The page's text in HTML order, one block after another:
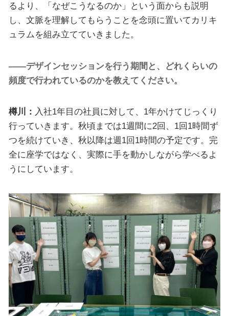
るより、「なぜこうなるのか」という面からも説明
し、文脈を理解してもらうことを念頭に置いてカリキ
ュラムを組み立てていきました。
――デザインセッションを行う期間と、どれくらいの
頻度で行われているのかを教えてください。
樽川： 入社1年目の社員に対して、1年かけてじっくり
行っていきます。秋頃までは1週間に2回、1回1時間ず
つを続けていき、秋以降は週1回1時間の予定です。完
全に座学ではなく、実際に手を動かしながら学べるよ
うにしています。